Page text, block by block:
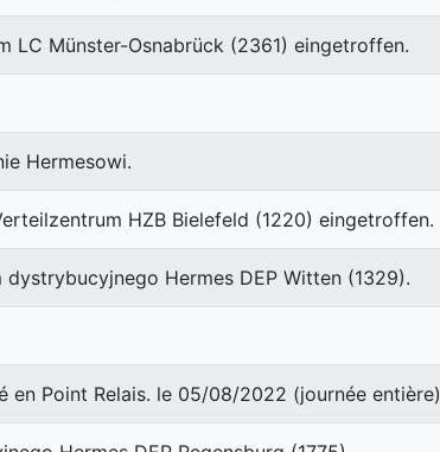
LC Münster-Osnabrück (2361) eingetroffen.
Hermesowi.
HZB Bielefeld (1220) eingetroffen.
Hermes DEP Witten (1329).
Point Relais. le 05/08/2022 (journée entière)